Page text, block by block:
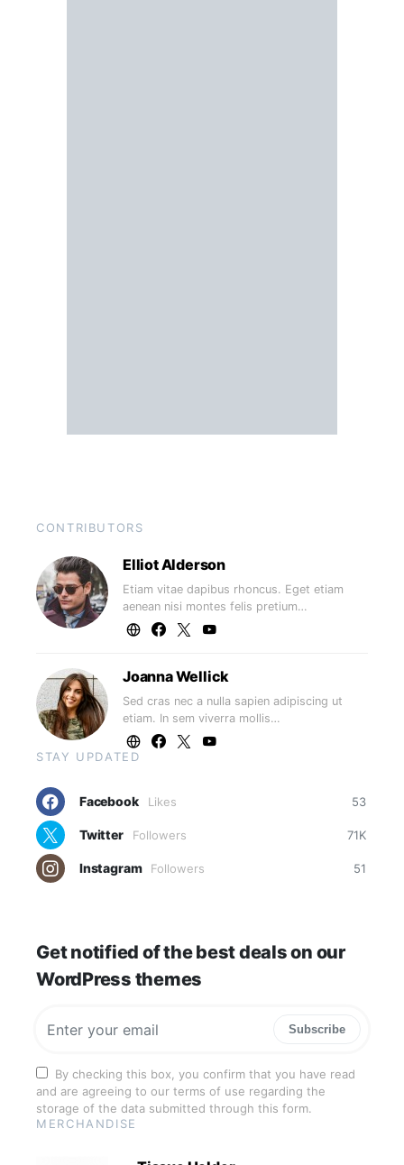
CONTRIBUTORS
Elliot Alderson
Etiam vitae dapibus rhoncus. Eget etiam
aenean nisi montes felis pretium…
Joanna Wellick
Sed cras nec a nulla sapien adipiscing ut
etiam. In sem viverra mollis…
STAY UPDATED
Facebook 53
Likes
Twitter 71K
Followers
Instagram 51
Followers
Get notified of the best deals on our
WordPress themes
Subscribe
By checking this box, you confirm that you have read
and are agreeing to our terms of use regarding the
storage of the data submitted through this form.
MERCHANDISE